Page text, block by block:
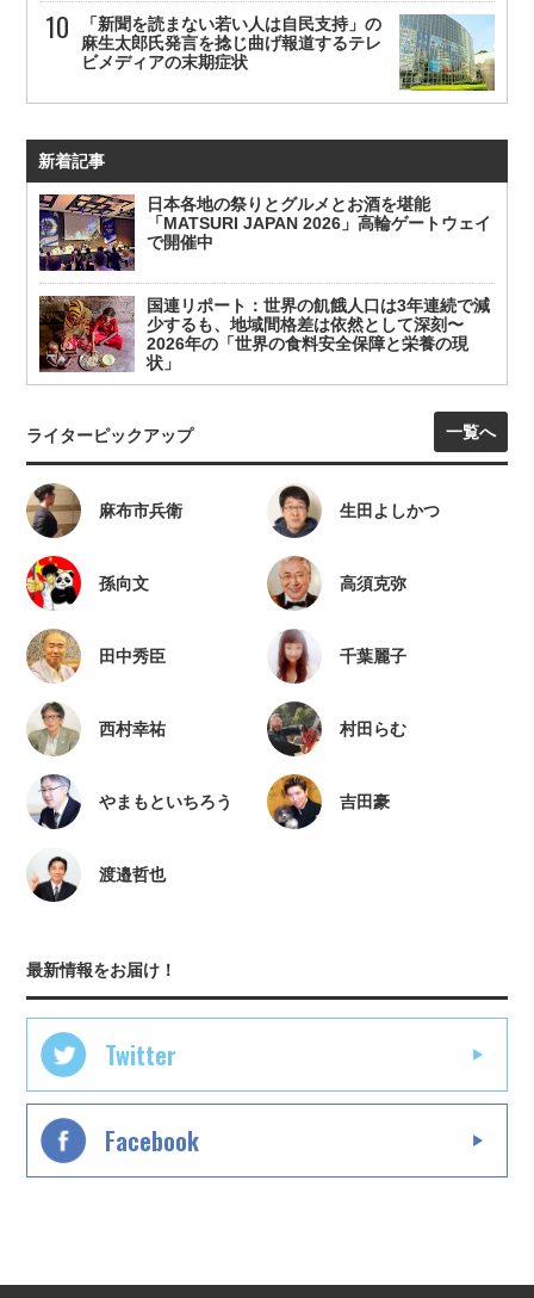
「新聞を読まない若い人は自民支持」の
麻生太郎氏発言を捻じ曲げ報道するテレ
ビメディアの末期症状
新着記事
日本各地の祭りとグルメとお酒を堪能
「MATSURI JAPAN 2026」高輪ゲートウェイ
で開催中
国連リポート：世界の飢餓人口は3年連続で減
少するも、地域間格差は依然として深刻〜
2026年の「世界の食料安全保障と栄養の現
状」
ライターピックアップ 一覧へ
麻布市兵衛 生田よしかつ
孫向文 高須克弥
田中秀臣 千葉麗子
西村幸祐 村田らむ
やまもといちろう 吉田豪
渡邉哲也
最新情報をお届け！
Twitter
Facebook